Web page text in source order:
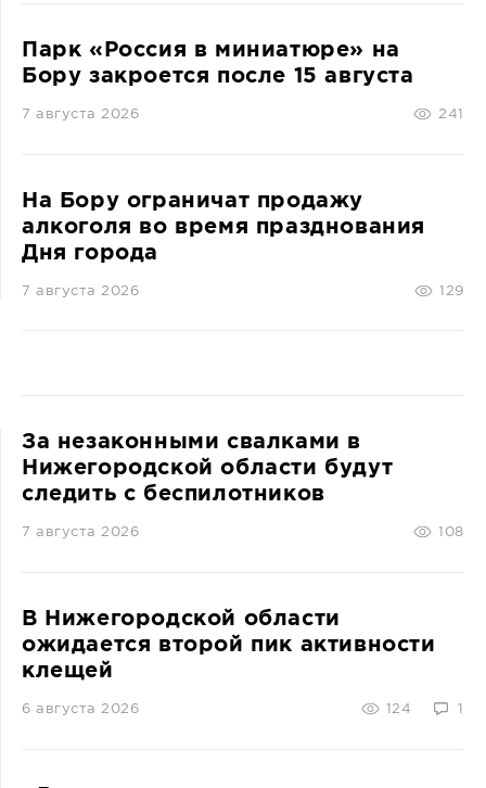
Парк «Россия в миниатюре» на
Бору закроется после 15 августа
7 августа 2026 241
На Бору ограничат продажу
алкоголя во время празднования
Дня города
7 августа 2026 129
За незаконными свалками в
Нижегородской области будут
следить с беспилотников
7 августа 2026 108
В Нижегородской области
ожидается второй пик активности
клещей
6 августа 2026 124 1